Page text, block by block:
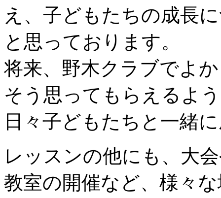
え、子どもたちの成長
と思っております。
将来、野木クラブでよ
そう思ってもらえるよ
日々子どもたちと一緒
レッスンの他にも、大
教室の開催など、様々